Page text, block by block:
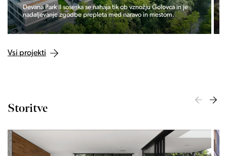
Devana Park II soseska se nahaja tik ob vznožju Golovca in je
nadaljevanje zgodbe prepleta med naravo in mestom.
Vsi projekti
Storitve